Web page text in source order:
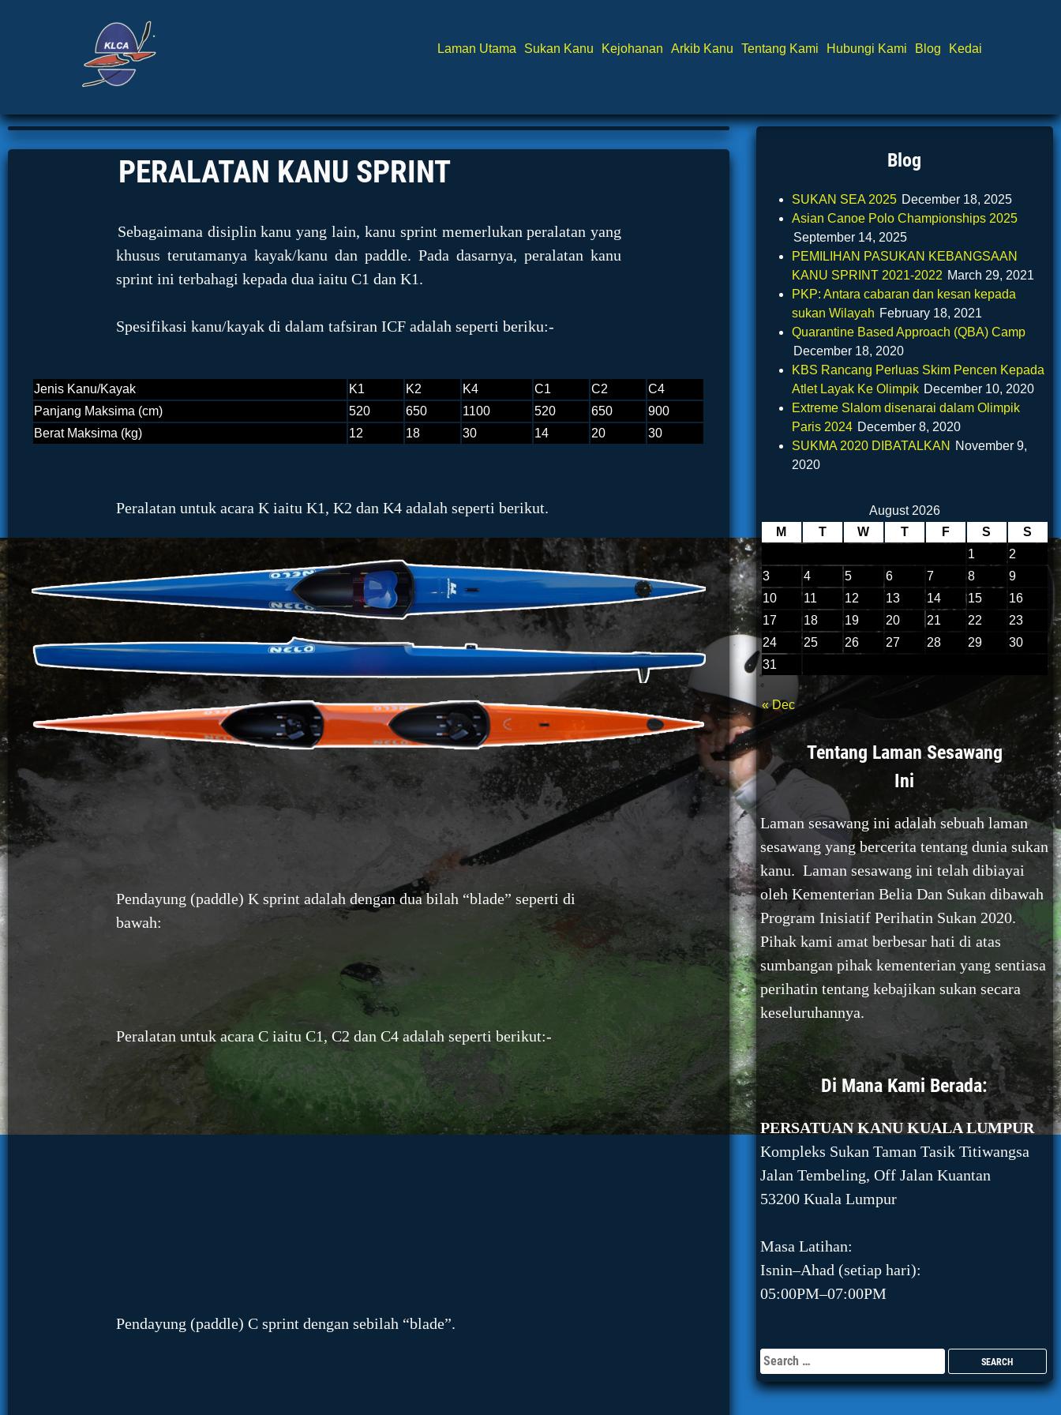
Laman Utama Sukan Kanu Kejohanan Arkib Kanu Tentang Kami Hubungi Kami Blog Kedai
PERALATAN KANU SPRINT
Sebagaimana disiplin kanu yang lain, kanu sprint memerlukan peralatan yang
khusus terutamanya kayak/kanu dan paddle. Pada dasarnya, peralatan kanu
sprint ini terbahagi kepada dua iaitu C1 dan K1.
Spesifikasi kanu/kayak di dalam tafsiran ICF adalah seperti beriku:-
Jenis Kanu/Kayak K1 K2 K4 C1 C2
C4
Panjang Maksima (cm)
520 650 1100 520 650
900
Berat Maksima (kg)
12 18 30 14 20 30
Peralatan untuk acara K iaitu K1, K2 dan K4 adalah seperti berikut.
Pendayung (paddle) K sprint adalah dengan dua bilah “blade” seperti di
bawah:
Peralatan untuk acara C iaitu C1, C2 dan C4 adalah seperti berikut:-
Pendayung (paddle) C sprint dengan sebilah “blade”.
Blog
SUKAN SEA 2025 December 18, 2025
Asian Canoe Polo Championships 2025
September 14, 2025
PEMILIHAN PASUKAN KEBANGSAAN
KANU SPRINT 2021-2022 March 29, 2021
PKP: Antara cabaran dan kesan kepada
sukan Wilayah February 18, 2021
Quarantine Based Approach (QBA) Camp
December 18, 2020
KBS Rancang Perluas Skim Pencen Kepada
Atlet Layak Ke Olimpik December 10, 2020
Extreme Slalom disenarai dalam Olimpik
Paris 2024 December 8, 2020
SUKMA 2020 DIBATALKAN
November 9,
2020
August 2026
M
T W T F S
S
1
2
3
4 5 6 7 8
9
10
11 12 13 14 15
16
17
18 19 20 21 22
23
24
25 26 27 28 29
30
31
« Dec
Tentang Laman Sesawang
Ini
Laman sesawang ini adalah sebuah laman
sesawang yang bercerita tentang dunia sukan
kanu. Laman sesawang ini telah dibiayai
oleh Kementerian Belia Dan Sukan dibawah
Program Inisiatif Perihatin Sukan 2020.
Pihak kami amat berbesar hati di atas
sumbangan pihak kementerian yang sentiasa
perihatin tentang kebajikan sukan secara
keseluruhannya.
Di Mana Kami Berada:
PERSATUAN KANU KUALA LUMPUR
Kompleks Sukan Taman Tasik Titiwangsa
Jalan Tembeling, Off Jalan Kuantan
53200 Kuala Lumpur
Masa Latihan:
Isnin–Ahad (setiap hari):
05:00PM–07:00PM